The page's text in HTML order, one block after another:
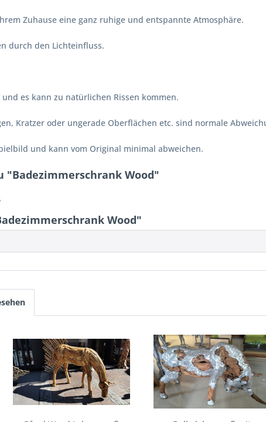
Zuhause eine ganz ruhige und entspannte Atmosphäre.
durch den Lichteinfluss.
es kann zu natürlichen Rissen kommen.
Kratzer oder ungerade Oberflächen etc. sind normale
und kann vom Original minimal abweichen.
"Badezimmerschrank Wood"
Wood"